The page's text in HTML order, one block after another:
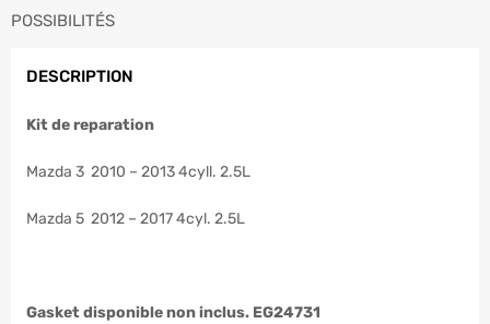
POSSIBILITÉS
DESCRIPTION
Kit de reparation
Mazda 3 2010 – 2013 4cyll. 2.5L
Mazda 5 2012 – 2017 4cyl. 2.5L
Gasket disponible non inclus. EG24731